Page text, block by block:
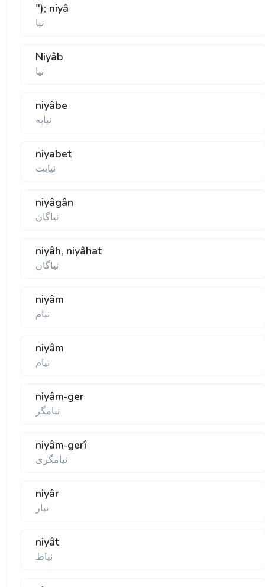
"); niyâ
نيا
Niyâb
نيا
niyâbe
نيابه
niyabet
نيابت
niyâgân
نياگان
niyâh, niyâhat
نياگان
niyâm
نيام
niyâm
نيام
niyâm-ger
نيامگر
niyâm-gerî
نيامگری
niyâr
نيار
niyât
نياط